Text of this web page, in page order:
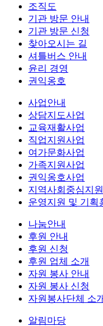
조직도
기관 방문 안내
기관 방문 신청
찾아오시는 길
셔틀버스 안내
윤리 경영
권익옹호
사업안내
상담지도사업
교육재활사업
직업지원사업
여가문화사업
가족지원사업
권익옹호사업
지역사회중심지
운영지원 및 기획
나눔안내
후원 안내
후원 신청
후원 업체 소개
자원 봉사 안내
자원 봉사 신청
자원봉사단체 소
알림마당